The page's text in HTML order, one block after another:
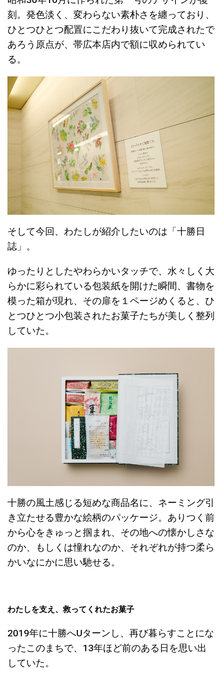
刻。発色淡く、変わらない素朴さを纏っており、
ひとつひとつ配置にこだわり抜いて完成されたで
あろう原点が、帯広本店内で額に収められてい
る。
そして今回、わたしが紹介したいのは「十勝日
誌」。
ゆったりとしたやわらかいタッチで、水々しく大
らかに彩られている包装紙を開けた瞬間、書物を
模った箱が現れ、その扉を１ページめくると、ひ
とつひとつ小包装されたお菓子たちが美しく整列
していた。
十勝の風土感じる短めな商品名に、ネーミング引
き立たせる豊かな絵柄のパッケージ。ありつく前
から心をきゅっと掴まれ、その地への懐かしさな
のか、もしくは憧れなのか、それぞれが持つ柔ら
かいなにかに思い馳せる。
わたしを支え、救ってくれたお菓子
2019年に十勝へUターンし、再び暮らすことにな
ったこのまちで、13年ほど前のある日を思い出
していた。